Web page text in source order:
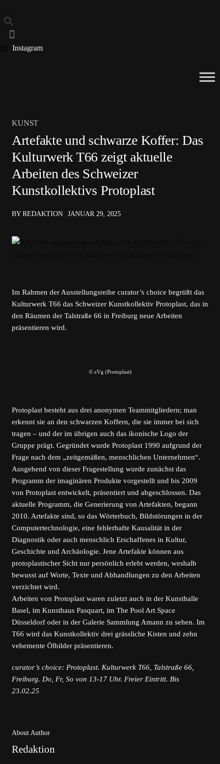
Instagram
KUNST
Artefakte und schwarze Koffer: Das
Kulturwerk T66 zeigt aktuelle
Arbeiten des Schweizer
Kunstkollektivs Protoplast
BY REDAKTION JANUAR 29, 2025
Im Rahmen der Ausstellungsreihe curator’s choice begrüßt das
Kulturwerk T66 das Schweizer Kunstkollektiv Protoplast, das in
den Räumen der Talstraße 66 in Freiburg neue Arbeiten
präsentieren wird.
© zVg (Protoplast)
Protoplast besteht aus drei anonymen Teammitgliedern; man
erkennt sie an den schwarzen Koffern, die sie immer bei sich
tragen – und der im übrigen auch das ikonische Logo der
Gruppe prägt. Gegründet wurde Protoplast 1990 aufgrund der
Frage nach dem „zeitgemäßen, menschlichen Unternehmen“.
Ausgehend von dieser Fragestellung wurde zunächst das
Programm der imaginären Produkte vorgestellt und bis 2009
von Protoplast entwickelt, präsentiert und abgeschlossen. Das
aktuelle Programm, die Generierung von Artefakten, begann
2010. Artefakte sind, so das Wörterbuch, Bildstörungen in der
Computertechnologie, eine fehlerhafte Kausalität in der
Diagnostik oder auch menschlich Erschaffenes in Kultur,
Geschichte und Archäologie. Jene Artefakte können aus
protoplastischer Sicht nur persönlich erlebt werden, weshalb
bewusst auf Worte, Texte und Abhandlungen zu den Arbeiten
verzichtet wird.
Arbeiten von Protoplast waren zuletzt auch in der Kunsthalle
Basel, im Kunsthaus Pasquart, im The Pool Art Space
Düsseldorf oder in der Galerie Sammlung Amann zu sehen. Im
T66 wird das Kunstkollektiv drei grässliche Kisten und zehn
vehemente Ölbilder präsentieren.
curator’s choice: Protoplast. Kulturwerk T66, Talstraße 66,
Freiburg. Do, Fr, So von 13-17 Uhr. Freier Eintritt. Bis
23.02.25
About Author
Redaktion